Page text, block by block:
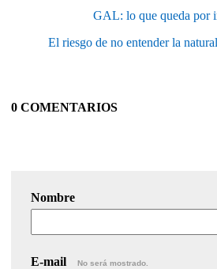
GAL: lo que queda por
El riesgo de no entender la
0 COMENTARIOS
Nombre
E-mail No será mostrado.